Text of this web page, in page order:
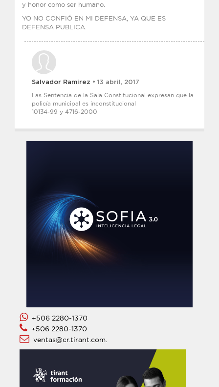
y honor como ser humano.
YO NO CONFIÓ EN MI DEFENSA, YA QUE ES
DEFENSA PUBLICA.
Salvador Ramirez • 13 abril, 2017
Las Sentencia de la Sala Constitucional expresan que la
policía municipal es inconstitucional
10134-99 y 4716-2000
+506 2280-1370
+506 2280-1370
ventas@cr.tirant.com.